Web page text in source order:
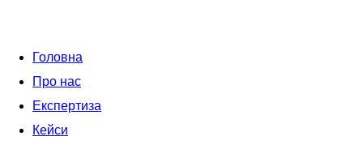
Головна
Про нас
Експертиза
Кейси